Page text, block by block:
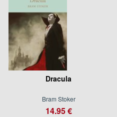
Dracula
Bram Stoker
14.95 €